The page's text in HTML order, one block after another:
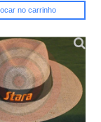
no carrinho